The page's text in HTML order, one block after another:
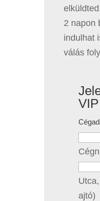
2 napon
indulhat
válás
ajtó)